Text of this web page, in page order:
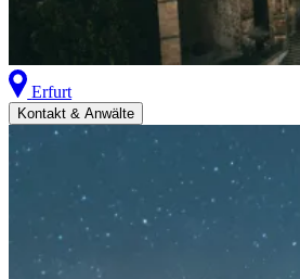
Erfurt
Kontakt & Anwälte